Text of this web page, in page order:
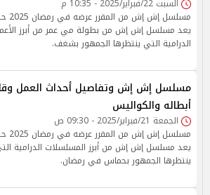
السبت 22/فبراير/2025 - 10:35 م
مسلسل إش
يعد مسلسل إش إش من بطولة مي عمر من أبرز
الدرامية التي ينتظرها الجمهور بشغف.
مسلسل إش إش وتفاصيل أحداث العمل
أبطاله والكواليس
الجمعة 21/فبراير/2025 - 09:30 ص
مسلسل إش
يعد مسلسل إش إش من أبرز المسلسلات الدرامية
ينتظرها الجمهور بحماس في رمضان.